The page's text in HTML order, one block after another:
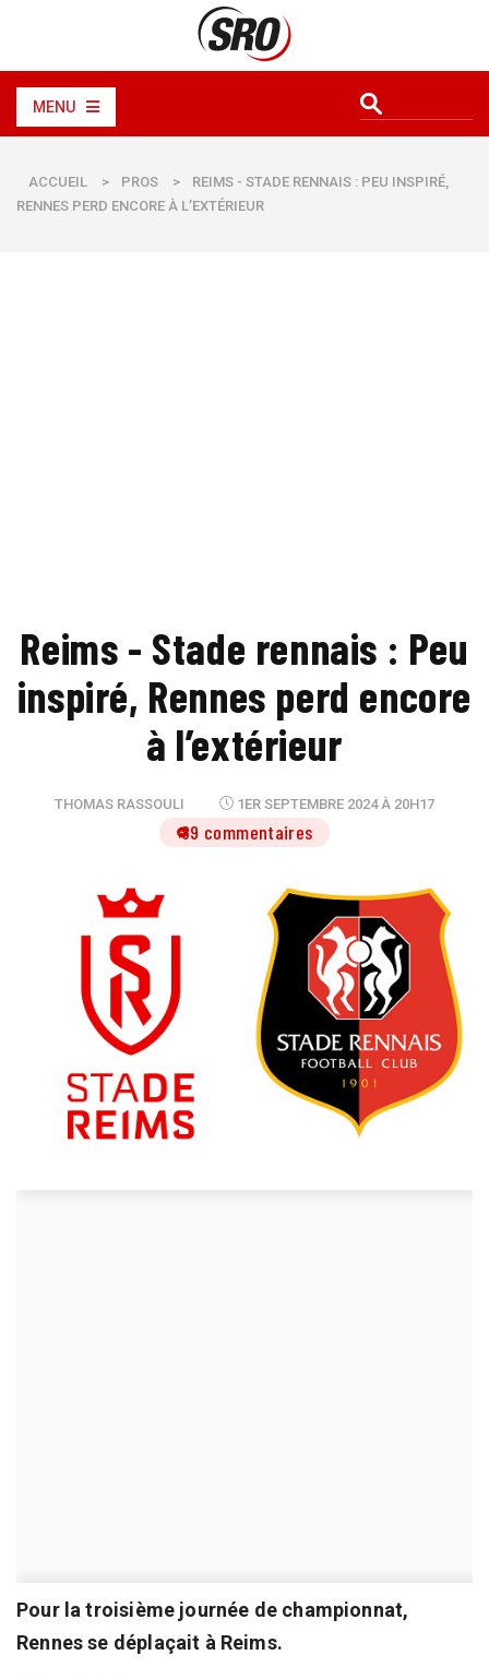
MENU
ACCUEIL > PROS >
REIMS - STADE RENNAIS : PEU INSPIRÉ,
RENNES PERD ENCORE À L’EXTÉRIEUR
Reims - Stade rennais : Peu
inspiré, Rennes perd encore
à l’extérieur
THOMAS RASSOULI 1ER SEPTEMBRE 2024 À 20H17
89 commentaires
Pour la troisième journée de championnat,
Rennes se déplaçait à Reims.